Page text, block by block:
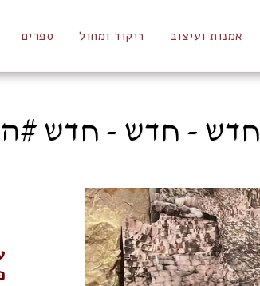
אמנות ועיצוב ריקוד ומחול ספרים
חדש - חדש - חדש